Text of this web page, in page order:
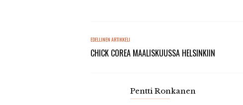
EDELLINEN ARTIKKELI
CHICK COREA MAALISKUUSSA HELSINKIIN
Pentti Ronkanen